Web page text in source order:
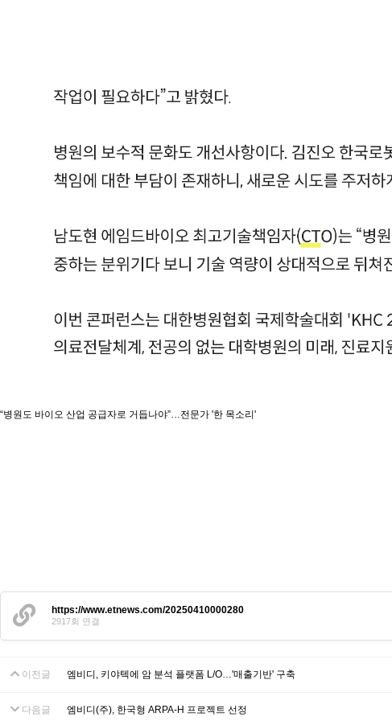
“병원도 바이오 산업 공급자로 거듭나야”…전문가 '한 목소리'
https://www.etnews.com/20250410000280
2917회 연결
이전글 엠비디, 키야텍에 암 분석 플랫폼 L/O…'매출기반' 구축
다음글 엠비디(주), 한국형 ARPA-H 프로젝트 선정